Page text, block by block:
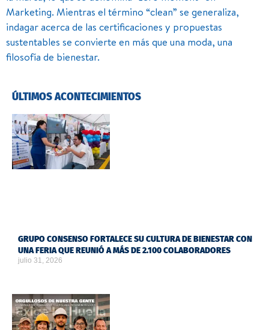
Marketing. Mientras el término “clean” se generaliza,
indagar acerca de las certificaciones y propuestas
sustentables se convierte en más que una moda, una
filosofía de bienestar.
ÚLTIMOS ACONTECIMIENTOS
GRUPO CONSENSO FORTALECE SU CULTURA DE BIENESTAR CON
UNA FERIA QUE REUNIÓ A MÁS DE 2.100 COLABORADORES
julio 31, 2026